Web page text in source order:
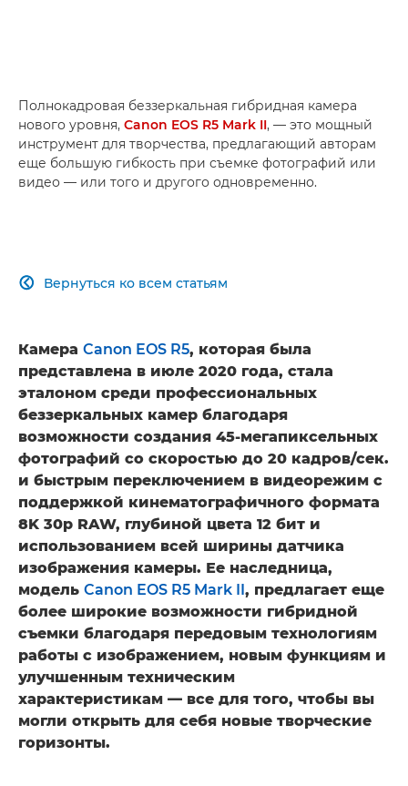
Полнокадровая беззеркальная гибридная камера
нового уровня, Canon EOS R5 Mark II, — это мощный
инструмент для творчества, предлагающий авторам
еще большую гибкость при съемке фотографий или
видео — или того и другого одновременно.
Вернуться ко всем статьям

Камера Canon EOS R5, которая была
представлена в июле 2020 года, стала
эталоном среди профессиональных
беззеркальных камер благодаря
возможности создания 45-мегапиксельных
фотографий со скоростью до 20 кадров/сек.
и быстрым переключением в видеорежим с
поддержкой кинематографичного формата
8K 30p RAW, глубиной цвета 12 бит и
использованием всей ширины датчика
изображения камеры. Ее наследница,
модель Canon EOS R5 Mark II, предлагает еще
более широкие возможности гибридной
съемки благодаря передовым технологиям
работы с изображением, новым функциям и
улучшенным техническим
характеристикам — все для того, чтобы вы
могли открыть для себя новые творческие
горизонты.